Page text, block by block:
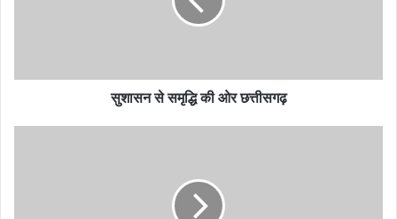
सुशासन से समृद्धि की ओर छत्तीसगढ़